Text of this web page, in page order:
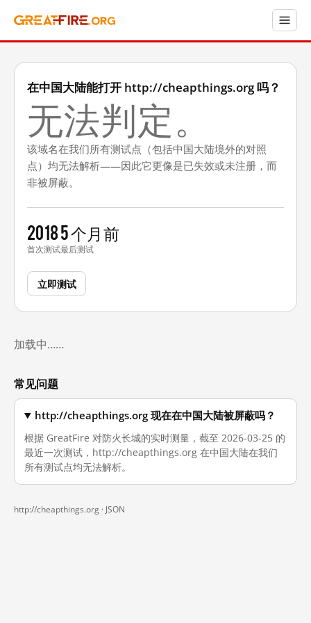
在中国大陆能打开 http://cheapthings.org 吗？
无法判定。
该域名在我们所有测试点（包括中国大陆境外的对照
点）均无法解析——因此它更像是已失效或未注册，而
非被屏蔽。
2018
首次测试
5 个月前
最后测试
立即测试
加载中……
常见问题
http://cheapthings.org 现在在中国大陆被屏蔽吗？
根据 GreatFire 对防火长城的实时测量，截至 2026-03-25 的
最近一次测试，http://cheapthings.org 在中国大陆在我们
所有测试点均无法解析。
http://cheapthings.org · JSON